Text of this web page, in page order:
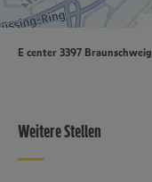
E center 3397 Braunschweig
Weitere Stellen